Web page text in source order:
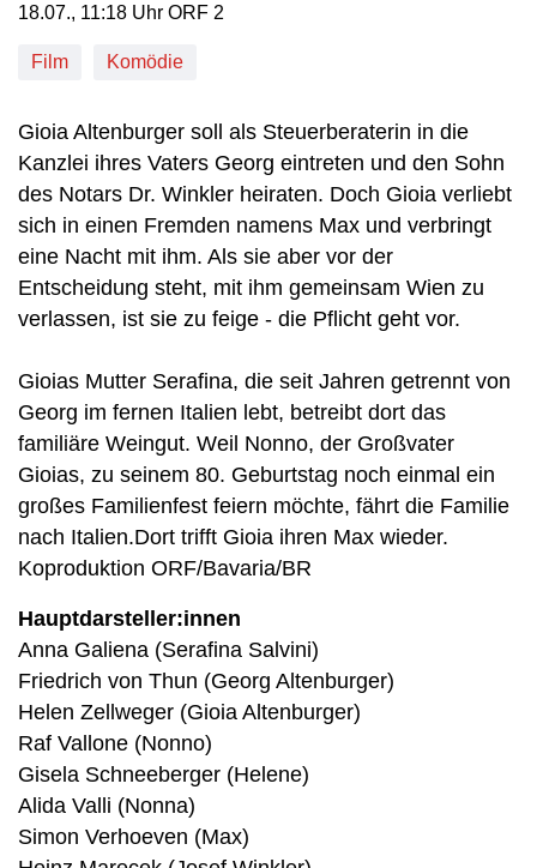
18. Juli, 11:18 Uhr in ORF 2
18.07., 11:18 Uhr ORF 2
Film Komödie
Gioia Altenburger soll als Steuerberaterin in die
Kanzlei ihres Vaters Georg eintreten und den Sohn
des Notars Dr. Winkler heiraten. Doch Gioia verliebt
sich in einen Fremden namens Max und verbringt
eine Nacht mit ihm. Als sie aber vor der
Entscheidung steht, mit ihm gemeinsam Wien zu
verlassen, ist sie zu feige - die Pflicht geht vor.
Gioias Mutter Serafina, die seit Jahren getrennt von
Georg im fernen Italien lebt, betreibt dort das
familiäre Weingut. Weil Nonno, der Großvater
Gioias, zu seinem 80. Geburtstag noch einmal ein
großes Familienfest feiern möchte, fährt die Familie
nach Italien.Dort trifft Gioia ihren Max wieder.
Koproduktion ORF/Bavaria/BR
Hauptdarsteller:innen
Anna Galiena (Serafina Salvini)
Friedrich von Thun (Georg Altenburger)
Helen Zellweger (Gioia Altenburger)
Raf Vallone (Nonno)
Gisela Schneeberger (Helene)
Alida Valli (Nonna)
Simon Verhoeven (Max)